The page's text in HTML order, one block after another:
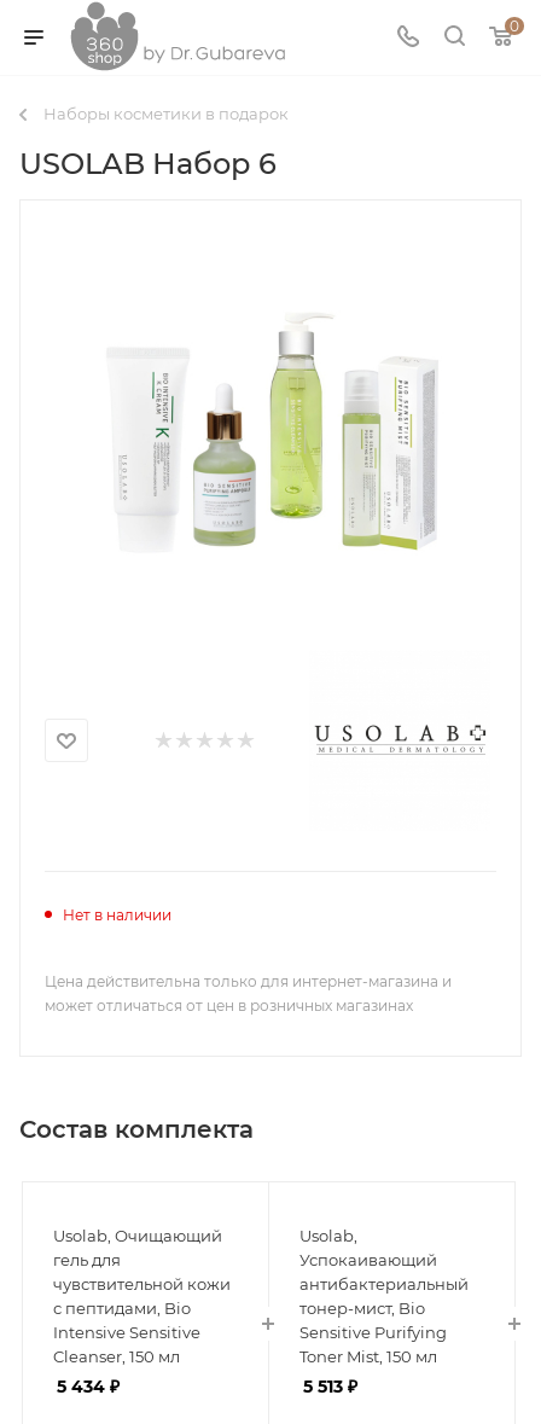
0
Наборы косметики в подарок
USOLAB Набор 6
Нет в наличии
Цена действительна только для интернет-магазина и
может отличаться от цен в розничных магазинах
Состав комплекта
Usolab, Очищающий
гель для
чувствительной кожи
с пептидами, Bio
Intensive Sensitive
Cleanser, 150 мл
5 434₽
Usolab,
Успокаивающий
антибактериальный
тонер-мист, Bio
Sensitive Purifying
Toner Mist, 150 мл
5 513 ₽